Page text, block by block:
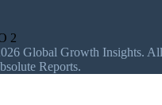
Global Growth Insights. All
Reports.